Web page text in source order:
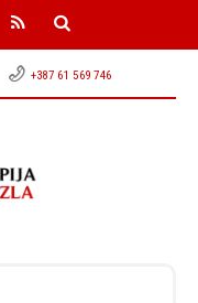
+387 61 569 746